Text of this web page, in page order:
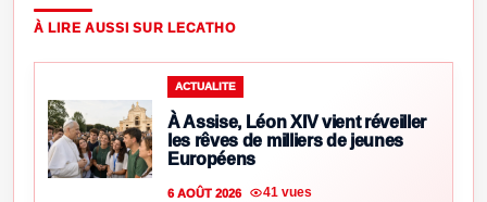
À LIRE AUSSI SUR LECATHO
ACTUALITE
À Assise, Léon XIV vient réveiller
les rêves de milliers de jeunes
Européens
6 AOÛT 2026 41 vues